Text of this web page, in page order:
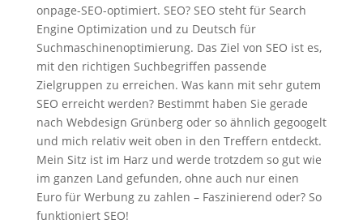
onpage-SEO-optimiert. SEO? SEO steht für Search
Engine Optimization und zu Deutsch für
Suchmaschinenoptimierung. Das Ziel von SEO ist es,
mit den richtigen Suchbegriffen passende
Zielgruppen zu erreichen. Was kann mit sehr gutem
SEO erreicht werden? Bestimmt haben Sie gerade
nach Webdesign Grünberg oder so ähnlich gegoogelt
und mich relativ weit oben in den Treffern entdeckt.
Mein Sitz ist im Harz und werde trotzdem so gut wie
im ganzen Land gefunden, ohne auch nur einen
Euro für Werbung zu zahlen – Faszinierend oder? So
funktioniert SEO!